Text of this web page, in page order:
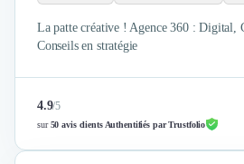
La patte créative ! Agence 360 : Digital,
Conseils en stratégie
4.9/5
sur50 avis clients Authentifiés par Trustfolio